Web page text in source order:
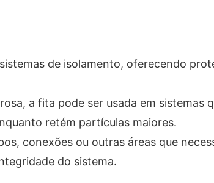
de isolamento, oferecendo
a fita pode ser usada em sistemas
retém partículas maiores.
conexões ou outras áreas que
do sistema.